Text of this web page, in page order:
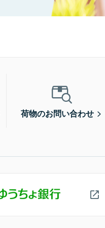
荷物のお問い合わせ